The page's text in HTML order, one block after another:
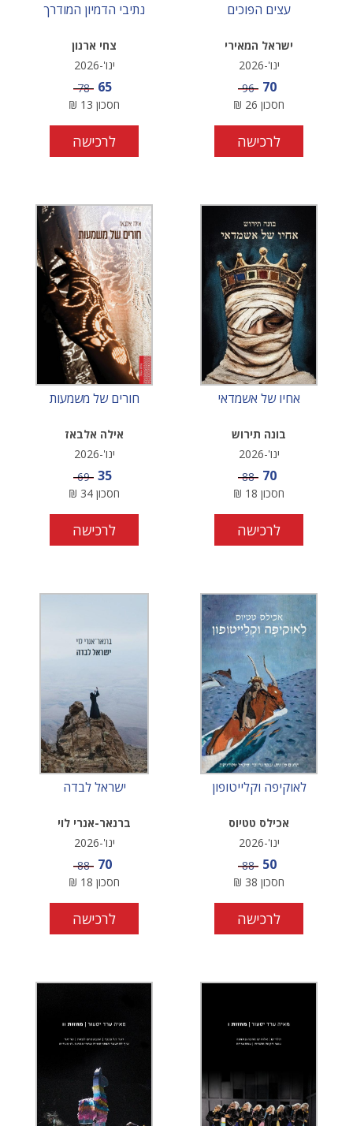
עצים הפוכים
ישראל המאירי
ינו'-2026
מחיר מבצע
70 מחיר
96
חסכון 26
₪
לרכישה
נתיבי הדמיון המודרך
צחי ארנון
ינו'-2026
מחיר מבצע
65 מחיר
78
חסכון 13
₪
לרכישה
אחיו של אשמדאי
בונה תירוש
ינו'-2026
מחיר מבצע
70 מחיר
88
חסכון 18
₪
לרכישה
חורים של משמעות
אילה אלבאז
ינו'-2026
מחיר מבצע
35 מחיר
69
חסכון 34
₪
לרכישה
לאוקיפה וקלייטופון
אכילס טטיוס
ינו'-2026
מחיר מבצע
50 מחיר
88
חסכון 38
₪
לרכישה
ישראל לבדה
ברנאר-אנרי לוי
ינו'-2026
מחיר מבצע
70 מחיר
88
חסכון 18
₪
לרכישה